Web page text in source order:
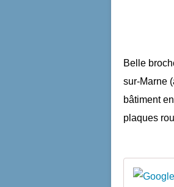
Belle
sur-Marne
bâtiment
plaques